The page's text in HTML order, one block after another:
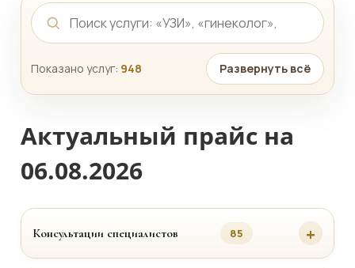
Показано услуг: 948 Развернуть всё
Актуальный прайс на
06.08.2026
Консультации специалистов 85